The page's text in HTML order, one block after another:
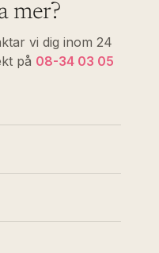
mer?
vi dig inom 24
på 08-34 03 05